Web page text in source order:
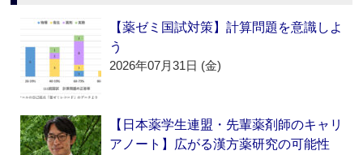
【薬ゼミ国試対策】計算問題を意識しよ
う
2026年07月31日 (金)
【日本薬学生連盟・先輩薬剤師のキャリ
アノート】広がる漢方薬研究の可能性